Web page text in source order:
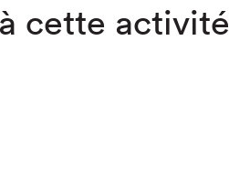
cette activité